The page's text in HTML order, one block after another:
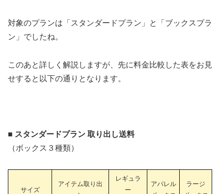
対象のプランは「スタンダードプラン」と「ブックスプラ
ン」でしたね。
このあと詳しく解説しますが、先に料金比較した表をお見
せすると以下の通りとなります。
■ スタンダードプラン 取り出し送料
（ボックス３種類）
サイズ
アイテム取り出
レギュラ
ー
アパレル
ラージ